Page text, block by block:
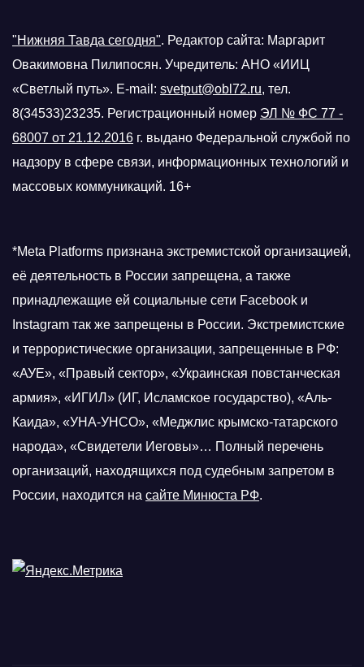
"Нижняя Тавда сегодня". Редактор сайта: Маргарит
Овакимовна Пилипосян. Учредитель: АНО «ИИЦ
«Светлый путь». E-mail: svetput@obl72.ru, тел.
8(34533)23235. Регистрационный номер ЭЛ № ФС 77 -
68007 от 21.12.2016 г. выдано Федеральной службой по
надзору в сфере связи, информационных технологий и
массовых коммуникаций. 16+
*Meta Platforms признана экстремистской организацией,
её деятельность в России запрещена, а также
принадлежащие ей социальные сети Facebook и
Instagram так же запрещены в России. Экстремистские
и террористические организации, запрещенные в РФ:
«АУЕ», «Правый сектор», «Украинская повстанческая
армия», «ИГИЛ» (ИГ, Исламское государство), «Аль-
Каида», «УНА-УНСО», «Меджлис крымско-татарского
народа», «Свидетели Иеговы»… Полный перечень
организаций, находящихся под судебным запретом в
России, находится на сайте Минюста РФ.